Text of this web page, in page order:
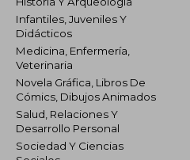
Infantiles, Juveniles Y
Didácticos
Medicina, Enfermería,
Veterinaria
Novela Gráfica, Libros De
Cómics, Dibujos Animados
Salud, Relaciones Y
Desarrollo Personal
Sociedad Y Ciencias